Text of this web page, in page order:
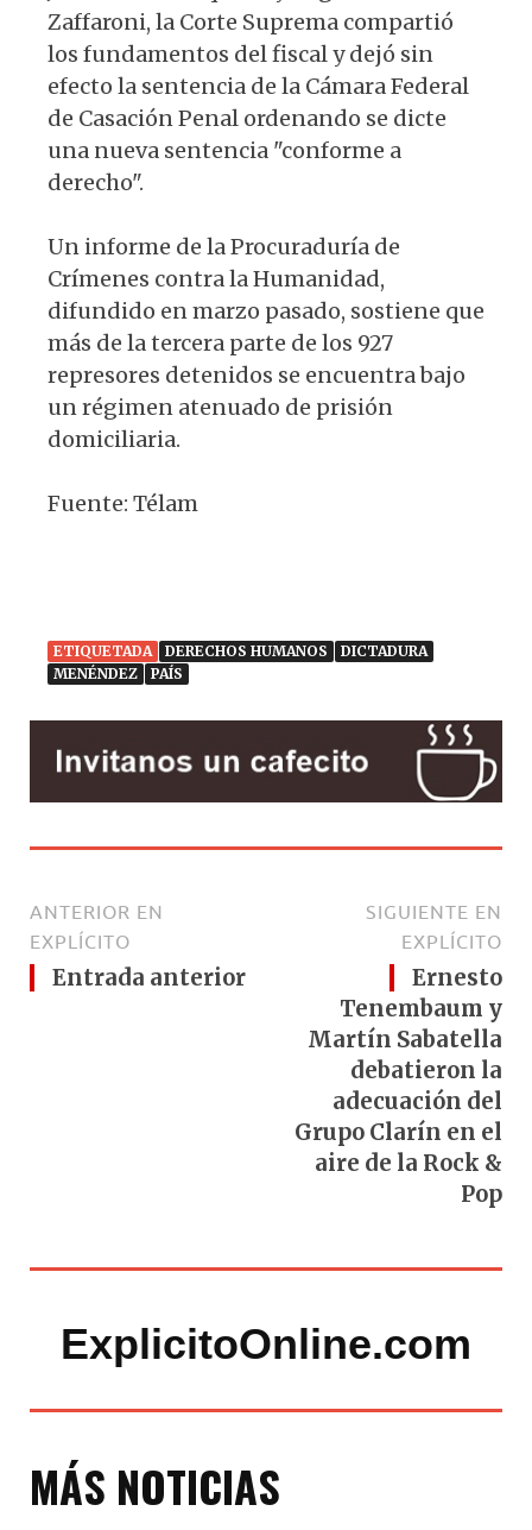
Zaffaroni, la Corte Suprema compartió
los fundamentos del fiscal y dejó sin
efecto la sentencia de la Cámara Federal
de Casación Penal ordenando se dicte
una nueva sentencia "conforme a
derecho".
Un informe de la Procuraduría de
Crímenes contra la Humanidad,
difundido en marzo pasado, sostiene que
más de la tercera parte de los 927
represores detenidos se encuentra bajo
un régimen atenuado de prisión
domiciliaria.
Fuente: Télam
ETIQUETADA DERECHOS HUMANOS
DICTADURA
MENÉNDEZ
PAÍS
ANTERIOR EN
EXPLÍCITO
Entrada anterior
SIGUIENTE EN
EXPLÍCITO
Ernesto
Tenembaum y
Martín Sabatella
debatieron la
adecuación del
Grupo Clarín en el
aire de la Rock &
Pop
ExplicitoOnline.com
MÁS NOTICIAS